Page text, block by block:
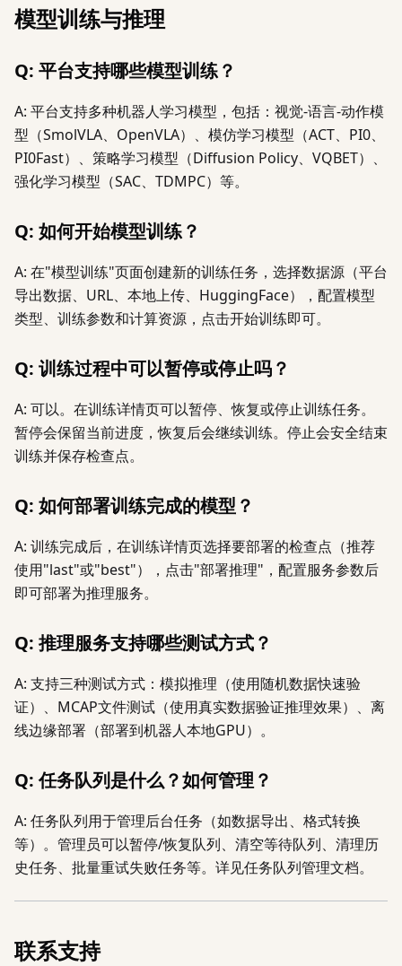
模型训练与推理
Q: 平台支持哪些模型训练？
A: 平台支持多种机器人学习模型，包括：视觉-语言-动作模
型（SmolVLA、OpenVLA）、模仿学习模型（ACT、PI0、
PI0Fast）、策略学习模型（Diffusion Policy、VQBET）、
强化学习模型（SAC、TDMPC）等。
Q: 如何开始模型训练？
A: 在"模型训练"页面创建新的训练任务，选择数据源（平台
导出数据、URL、本地上传、HuggingFace），配置模型
类型、训练参数和计算资源，点击开始训练即可。
Q: 训练过程中可以暂停或停止吗？
A: 可以。在训练详情页可以暂停、恢复或停止训练任务。
暂停会保留当前进度，恢复后会继续训练。停止会安全结束
训练并保存检查点。
Q: 如何部署训练完成的模型？
A: 训练完成后，在训练详情页选择要部署的检查点（推荐
使用"last"或"best"），点击"部署推理"，配置服务参数后
即可部署为推理服务。
Q: 推理服务支持哪些测试方式？
A: 支持三种测试方式：模拟推理（使用随机数据快速验
证）、MCAP文件测试（使用真实数据验证推理效果）、离
线边缘部署（部署到机器人本地GPU）。
Q: 任务队列是什么？如何管理？
A: 任务队列用于管理后台任务（如数据导出、格式转换
等）。管理员可以暂停/恢复队列、清空等待队列、清理历
史任务、批量重试失败任务等。详见任务队列管理文档。
联系支持